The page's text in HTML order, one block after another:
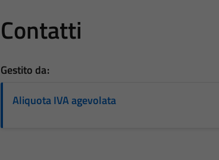
Contatti
Gestito da:
Aliquota IVA agevolata